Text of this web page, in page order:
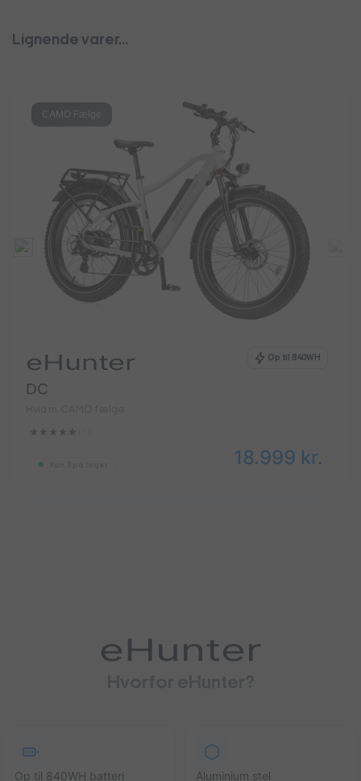
Lignende varer...
CAMO Fælge
eHunter
DC
Op til 840WH
18.999 kr.
eHunter
Op til 840WH batteri Aluminium stel